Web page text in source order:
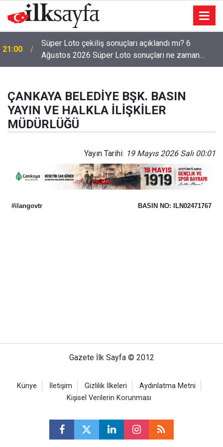
21:00
Süper Loto çekiliş sonuçları açıklandı mı? 6
Ağustos 2026 Süper Loto sonuçları ne zaman
açıklanacak?
ÇANKAYA BELEDİYE BŞK. BASIN
YAYIN VE HALKLA İLİŞKİLER
MÜDÜRLÜĞÜ
Yayın Tarihi: 19 Mayıs 2026 Salı 00:01
#ilangovtr BASIN NO: ILN02471767
Gazete İlk Sayfa © 2012
Künye İletişim Gizlilik İlkeleri
Aydınlatma Metni
Kişisel Verilerin Korunması